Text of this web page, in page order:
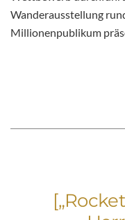
Wanderausstellung
Millionenpublikum